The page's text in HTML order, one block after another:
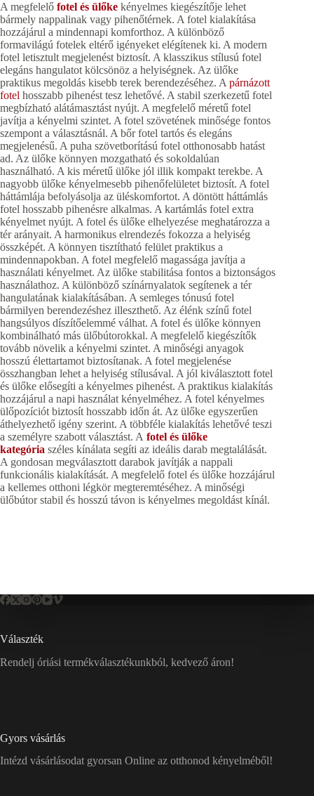
A megfelelő fotel és ülőke kényelmes kiegészítője lehet
bármely nappalinak vagy pihenőtérnek. A fotel kialakítása
hozzájárul a mindennapi komforthoz. A különböző
formavilágú fotelek eltérő igényeket elégítenek ki. A modern
fotel letisztult megjelenést biztosít. A klasszikus stílusú fotel
elegáns hangulatot kölcsönöz a helyiségnek. Az ülőke
praktikus megoldás kisebb terek berendezéséhez. Apárnázott
fotel hosszabb pihenést tesz lehetővé. A stabil szerkezetű fotel
megbízható alátámasztást nyújt. A megfelelő méretű fotel
javítja a kényelmi szintet. A fotel szövetének minősége fontos
szempont a választásnál. A bőr fotel tartós és elegáns
megjelenésű. A puha szövetborítású fotel otthonosabb hatást
ad. Az ülőke könnyen mozgatható és sokoldalúan
használható. A kis méretű ülőke jól illik kompakt terekbe. A
nagyobb ülőke kényelmesebb pihenőfelületet biztosít. A fotel
háttámlája befolyásolja az üléskomfortot. A döntött háttámlás
fotel hosszabb pihenésre alkalmas. A kartámlás fotel extra
kényelmet nyújt. A fotel és ülőke elhelyezése meghatározza a
tér arányait. A harmonikus elrendezés fokozza a helyiség
összképét. A könnyen tisztítható felület praktikus a
mindennapokban. A fotel megfelelő magassága javítja a
használati kényelmet. Az ülőke stabilitása fontos a biztonságos
használathoz. A különböző színárnyalatok segítenek a tér
hangulatának kialakításában. A semleges tónusú fotel
bármilyen berendezéshez illeszthető. Az élénk színű fotel
hangsúlyos díszítőelemmé válhat. A fotel és ülőke könnyen
kombinálható más ülőbútorokkal. A megfelelő kiegészítők
tovább növelik a kényelmi szintet. A minőségi anyagok
hosszú élettartamot biztosítanak. A fotel megjelenése
összhangban lehet a helyiség stílusával. A jól kiválasztott fotel
és ülőke elősegíti a kényelmes pihenést. A praktikus kialakítás
hozzájárul a napi használat kényelméhez. A fotel kényelmes
ülőpozíciót biztosít hosszabb időn át. Az ülőke egyszerűen
áthelyezhető igény szerint. A többféle kialakítás lehetővé teszi
a személyre szabott választást. A fotel és ülőke
kategória széles kínálata segíti az ideális darab megtalálását.
A gondosan megválasztott darabok javítják a nappali
funkcionális kialakítását. A megfelelő fotel és ülőke hozzájárul
a kellemes otthoni légkör megteremtéséhez. A minőségi
ülőbútor stabil és hosszú távon is kényelmes megoldást kínál.
Választék
Rendelj óriási termékválasztékunkból, kedvező áron!
Gyors vásárlás
Intézd vásárlásodat gyorsan Online az otthonod kényelméből!